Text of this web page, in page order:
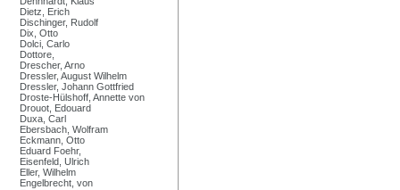
Dietz, Erich
Dischinger, Rudolf
Dix, Otto
Dolci, Carlo
Dottore,
Drescher, Arno
Dressler, August Wilhelm
Dressler, Johann Gottfried
Droste-Hülshoff, Annette von
Drouot, Edouard
Duxa, Carl
Ebersbach, Wolfram
Eckmann, Otto
Eduard Foehr,
Eisenfeld, Ulrich
Eller, Wilhelm
Engelbrecht, von